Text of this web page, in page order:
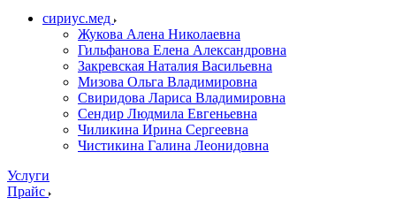
сириус.мед
Жукова Алена Николаевна
Гильфанова Елена Александровна
Закревская Наталия Васильевна
Мизова Ольга Владимировна
Свиридова Лариса Владимировна
Сендир Людмила Евгеньевна
Чиликина Ирина Сергеевна
Чистикина Галина Леонидовна
Услуги
Прайс